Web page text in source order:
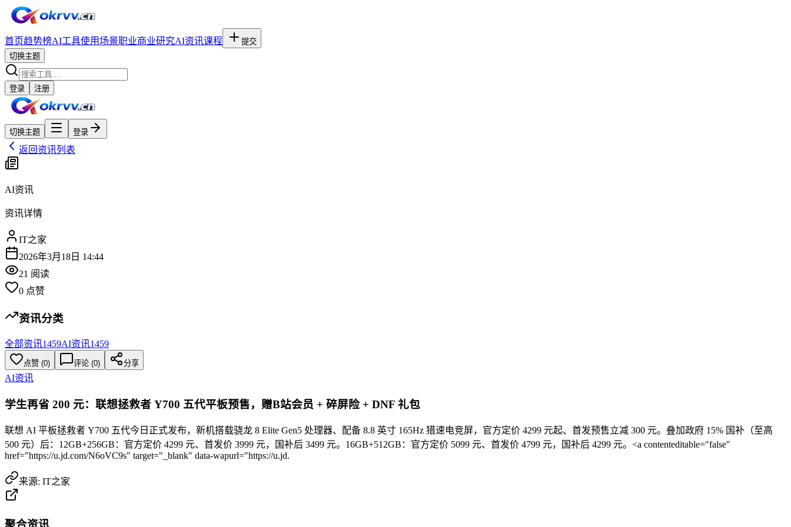
首页趋势榜AI工具使用场景职业商业研究AI资讯课程
提交
切换主题
登录 注册
切换主题 登录
返回资讯列表
AI资讯
资讯详情
IT之家
2026年3月18日 14:44
21 阅读
0 点赞
资讯分类
全部资讯1459AI资讯1459
点赞 (0) 评论 (0) 分享
AI资讯
学生再省 200 元：联想拯救者 Y700 五代平板预售，赠B站会员 + 碎屏险 + DNF 礼包
联想 AI 平板拯救者 Y700 五代今日正式发布，新机搭载骁龙 8 Elite Gen5 处理器、配备 8.8 英寸 165Hz 猎速电竞屏，官方定价 4299 元起、首发预售立减 300 元。叠加政府 15% 国补（至高
500 元）后：12GB+256GB：官方定价 4299 元、首发价 3999 元，国补后 3499 元。16GB+512GB：官方定价 5099 元、首发价 4799 元，国补后 4299 元。<a contenteditable="false"
href="https://u.jd.com/N6oVC9s" target="_blank" data-wapurl="https://u.jd.
来源: IT之家
聚合资讯